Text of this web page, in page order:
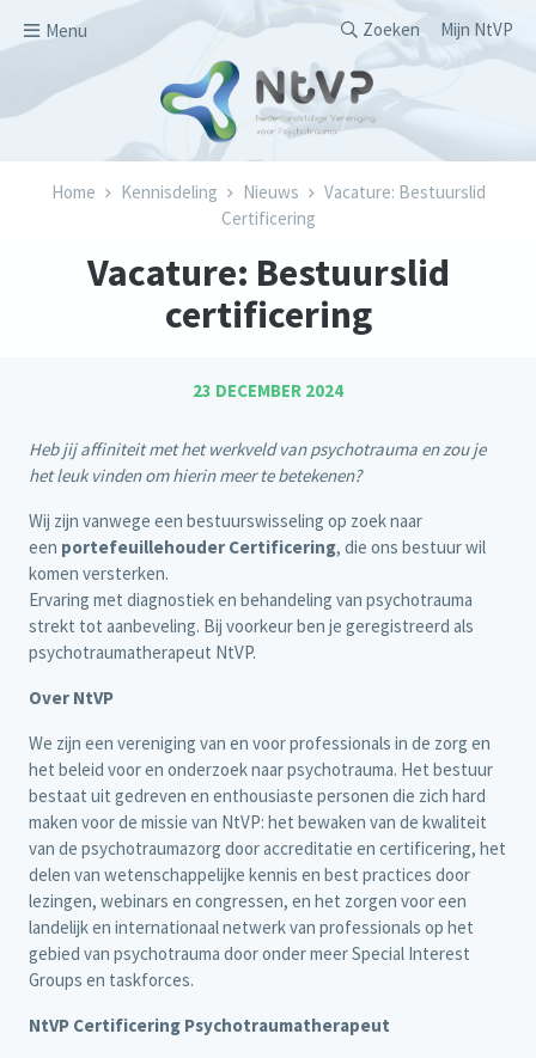
Menu
Secondary
Zoeken Mijn NtVP
Kruimelpad
Home Kennisdeling Nieuws
Vacature: Bestuurslid
Certificering
Vacature: Bestuurslid
certificering
23 DECEMBER 2024
Heb jij affiniteit met het werkveld van psychotrauma en zou je
het leuk vinden om hierin meer te betekenen?
Wij zijn vanwege een bestuurswisseling op zoek naar
een portefeuillehouder Certificering, die ons bestuur wil
komen versterken.
Ervaring met diagnostiek en behandeling van psychotrauma
strekt tot aanbeveling. Bij voorkeur ben je geregistreerd als
psychotraumatherapeut NtVP.
Over NtVP
We zijn een vereniging van en voor professionals in de zorg en
het beleid voor en onderzoek naar psychotrauma. Het bestuur
bestaat uit gedreven en enthousiaste personen die zich hard
maken voor de missie van NtVP: het bewaken van de kwaliteit
van de psychotraumazorg door accreditatie en certificering, het
delen van wetenschappelijke kennis en best practices door
lezingen, webinars en congressen, en het zorgen voor een
landelijk en internationaal netwerk van professionals op het
gebied van psychotrauma door onder meer Special Interest
Groups en taskforces.
NtVP Certificering Psychotraumatherapeut